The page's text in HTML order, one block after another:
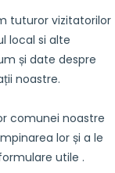
tuturor vizitatorilor
local si alte
și date despre
noastre.
comunei noastre
lor și a le
utile .